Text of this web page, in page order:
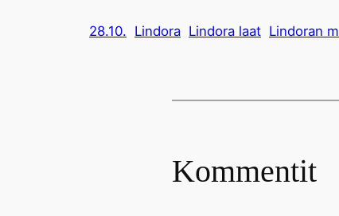
28.10. Lindora Lindora laat Lindoran
Kommentit